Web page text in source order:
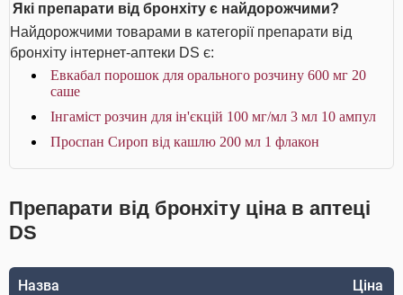
Які препарати від бронхіту є найдорожчими?
Найдорожчими товарами в категорії препарати від
бронхіту інтернет-аптеки DS є:
Евкабал порошок для орального розчину 600 мг 20
саше
Інгаміст розчин для ін'єкцій 100 мг/мл 3 мл 10 ампул
Проспан Сироп від кашлю 200 мл 1 флакон
Препарати від бронхіту ціна в аптеці
DS
Назва Ціна